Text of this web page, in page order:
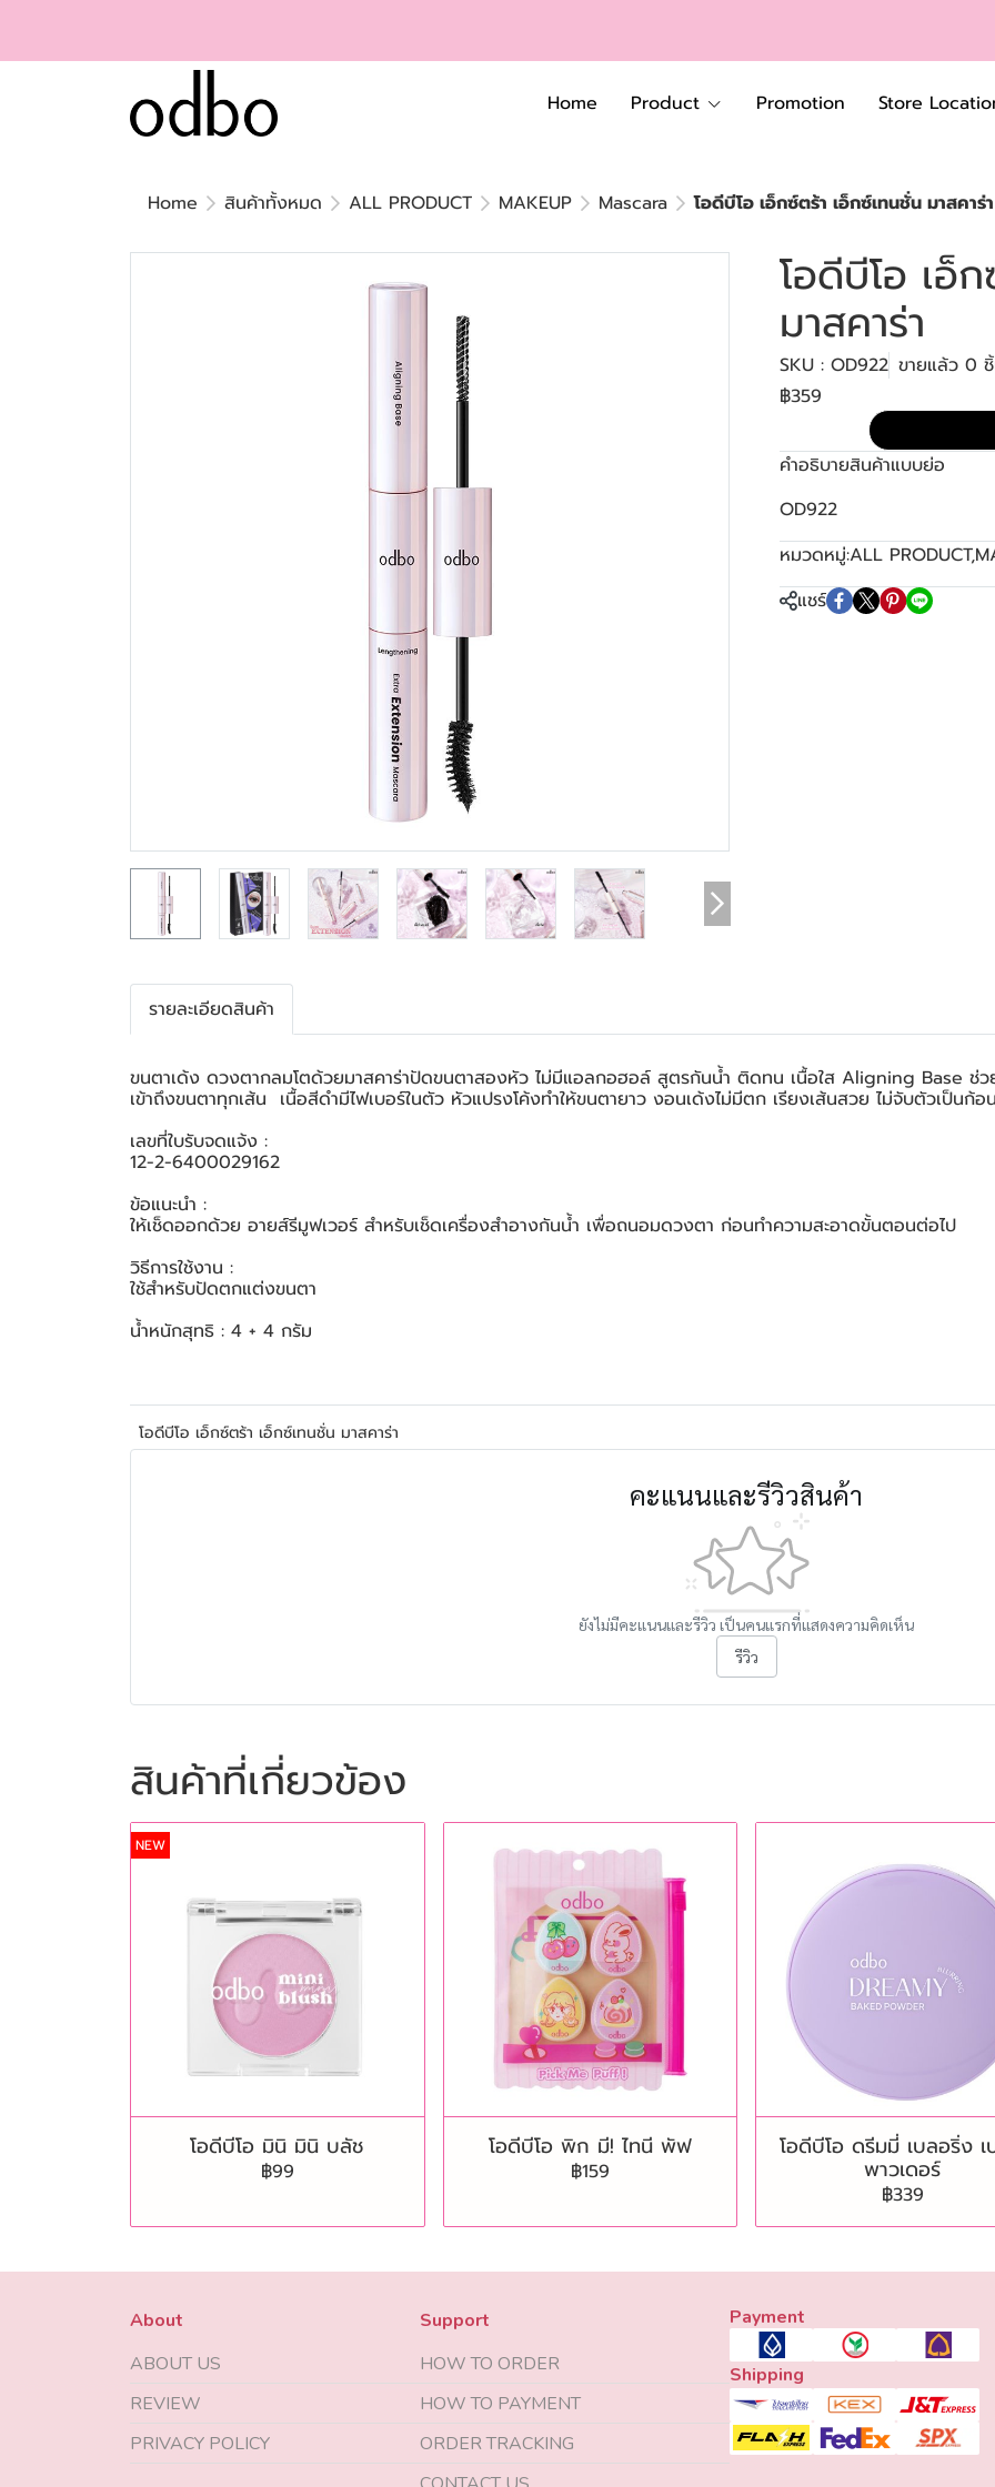
Home Product Promotion Store
Home สินค้าทั้งหมด ALL PRODUCT MAKEUP Mascara โอดีบีโอ เอ็กซ์ตร้า เอ็กซ์เทนชั่น มาสคาร่า
โอดีบีโอ เอ็
มาสคาร่า
SKU : OD922 ขายแล้ว 0
฿359
คำอธิบายสินค้าแบบย่อ
OD922
หมวดหมู่:ALL PRODUCT,
แชร์
รายละเอียดสินค้า
ขนตาเด้ง ดวงตากลมโตด้วยมาสคาร่าปัดขนตาสองหัว ไม่มีแอลกอฮอล์ สูตรกันน้ำ ติดทน เนื้อใส Aligning Base ช่ว
เข้าถึงขนตาทุกเส้น เนื้อสีดำมีไฟเบอร์ในตัว หัวแปรงโค้งทำให้ขนตายาว งอนเด้งไม่มีตก เรียงเส้นสวย ไม่จับตัวเป็นก้
เลขที่ใบรับจดแจ้ง :
12-2-6400029162
ข้อแนะนำ :
ให้เช็ดออกด้วย อายส์รีมูฟเวอร์ สำหรับเช็ดเครื่องสำอางกันน้ำ เพื่อถนอมดวงตา ก่อนทำความสะอาดขั้นตอนต่อไป
วิธีการใช้งาน :
ใช้สำหรับปัดตกแต่งขนตา
น้ำหนักสุทธิ : 4 + 4 กรัม
โอดีบีโอ เอ็กซ์ตร้า เอ็กซ์เทนชั่น มาสคาร่า
คะแนนและรีวิวสินค้า
ยังไม่มีคะแนนและรีวิว เป็นคนแรกที่แสดงความคิดเห็น
รีวิว
สินค้าที่เกี่ยวข้อง
NEW
โอดีบีโอ มินิ มินิ บลัช
฿99
โอดีบีโอ พิก มี! ไทนี พัฟ
฿159
โอดีบีโอ ดรีมมี่ เบลอริ่ง
พาวเดอร์
฿339
About
ABOUT US
REVIEW
PRIVACY POLICY
Support
HOW TO ORDER
HOW TO PAYMENT
ORDER TRACKING
Payment
Shipping